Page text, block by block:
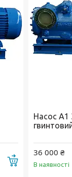
Купити
Насос А1
36 000 ₴
В наявності